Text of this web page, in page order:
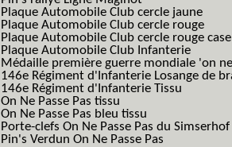
Plaque Automobile Club cercle jaune
Plaque Automobile Club cercle rouge
Plaque Automobile Club cercle rouge
Plaque Automobile Club Infanterie
Médaille première guerre mondiale 'on
146e Régiment d'Infanterie Losange de
146e Régiment d'Infanterie Tissu
On Ne Passe Pas tissu
On Ne Passe Pas bleu tissu
Porte-clefs On Ne Passe Pas du Simserhof
Pin's Verdun On Ne Passe Pas